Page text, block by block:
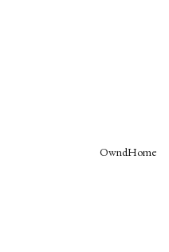
OwndHome